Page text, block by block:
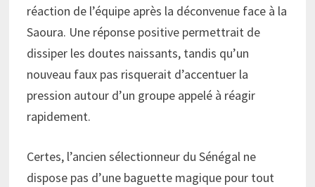
réaction de l’équipe après la déconvenue face à la
Saoura. Une réponse positive permettrait de
dissiper les doutes naissants, tandis qu’un
nouveau faux pas risquerait d’accentuer la
pression autour d’un groupe appelé à réagir
rapidement.
Certes, l’ancien sélectionneur du Sénégal ne
dispose pas d’une baguette magique pour tout